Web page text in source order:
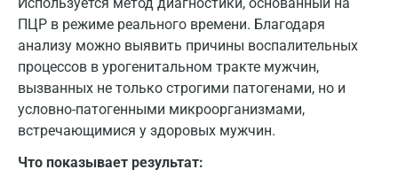
ПЦР в режиме реального времени. Благодаря
анализу можно выявить причины воспалительных
процессов в урогенитальном тракте мужчин,
вызванных не только строгими патогенами, но и
условно-патогенными микроорганизмами,
встречающимися у здоровых мужчин.
Что показывает результат: